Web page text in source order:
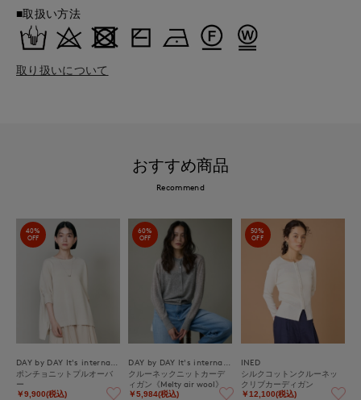
■取扱い方法
取り扱いについて
おすすめ商品
Recommend
40%
OFF
ポンチョニットプルオーバ
ー
￥9,900(税込)
60%
OFF
クルーネックニットカーデ
ィガン《Melty air wool》
￥5,984(税込)
50%
OFF
INED
シルクコットンクルーネッ
クリブカーディガン
￥12,100(税込)